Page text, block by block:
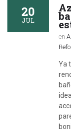
20
JUL
en
Ya